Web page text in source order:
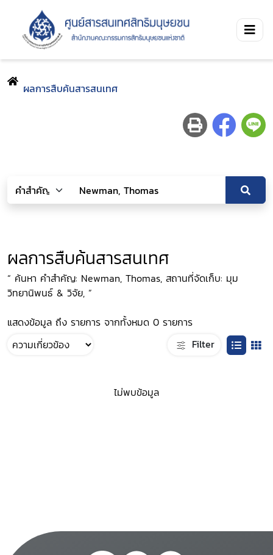
ผลการสืบค้นสารสนเทศ
ผลการสืบค้นสารสนเทศ
“ ค้นหา คำสำคัญ: Newman, Thomas, สถานที่จัดเก็บ: มุม
วิทยานิพนธ์ & วิจัย, ”
แสดงข้อมูล ถึง รายการ จากทั้งหมด 0 รายการ
Filter
ไม่พบข้อมูล